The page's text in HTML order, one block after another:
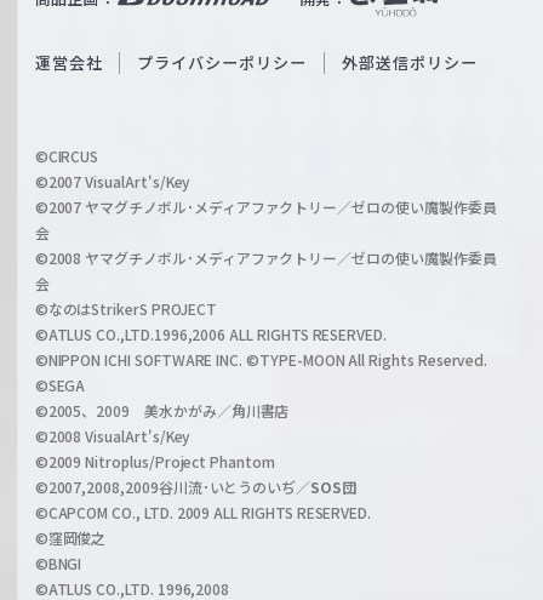
c
a
r
z
O
i
l
h
a
n
l
運営会社 プライバシーポリシー 外部送信ポリシー
©CIRCUS
©2007 VisualArt's/Key
©2007 ヤマグチノボル･メディアファクトリー／ゼロの使い魔製作委員
会
©2008 ヤマグチノボル･メディアファクトリー／ゼロの使い魔製作委員
会
©なのはStrikerS PROJECT
©ATLUS CO.,LTD.1996,2006 ALL RIGHTS RESERVED.
©NIPPON ICHI SOFTWARE INC. ©TYPE-MOON All Rights Reserved.
©SEGA
©2005、2009 美水かがみ／角川書店
©2008 VisualArt's/Key
©2009 Nitroplus/Project Phantom
©2007,2008,2009谷川流･いとうのいぢ／SOS団
©CAPCOM CO., LTD. 2009 ALL RIGHTS RESERVED.
©窪岡俊之
©BNGI
©ATLUS CO.,LTD. 1996,2008